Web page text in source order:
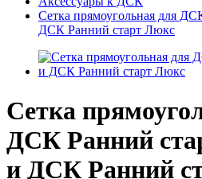
Сетка прямоугольная для
ДСК Ранний старт Люкс
Сетка
ДСК Ранний
и ДСК Ранний